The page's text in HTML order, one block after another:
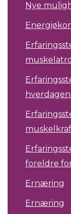
Nye
foreldre
Ernæring
Ernæring